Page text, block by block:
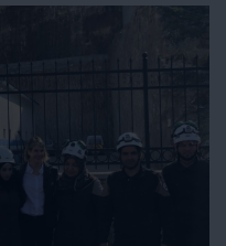
dos Estados
esta